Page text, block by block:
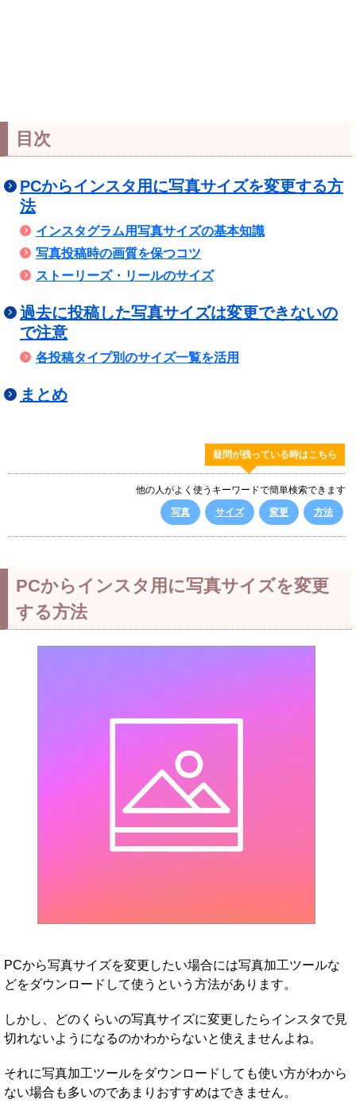
目次
PCからインスタ用に写真サイズを変更する方
法
インスタグラム用写真サイズの基本知識
写真投稿時の画質を保つコツ
ストーリーズ・リールのサイズ
過去に投稿した写真サイズは変更できないの
で注意
各投稿タイプ別のサイズ一覧を活用
まとめ
疑問が残っている時はこちら
他の人がよく使うキーワードで簡単検索できます
写真
サイズ 変更 方法
PCからインスタ用に写真サイズを変更
する方法
PCから写真サイズを変更したい場合には写真加工ツールな
どをダウンロードして使うという方法があります。
しかし、どのくらいの写真サイズに変更したらインスタで見
切れないようになるのかわからないと使えませんよね。
それに写真加工ツールをダウンロードしても使い方がわから
ない場合も多いのであまりおすすめはできません。